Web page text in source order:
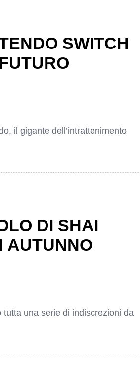
SWITCH
il gigante dell’intrattenimento
DI SHAI
AUTUNNO
tutta una serie di indiscrezioni da